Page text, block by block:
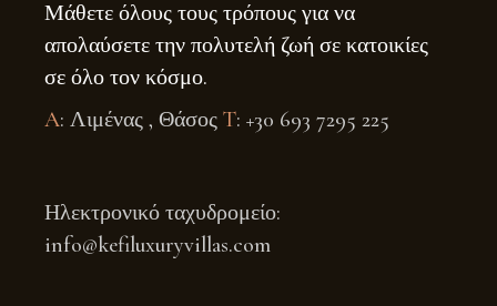
Μάθετε όλους τους τρόπους για να
απολαύσετε την πολυτελή ζωή σε κατοικίες
σε όλο τον κόσμο.
A: Λιμένας , ΘάσοςT: +30 693 7295 225
Ηλεκτρονικό ταχυδρομείο:
info@kefiluxuryvillas.com